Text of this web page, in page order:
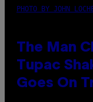
PHOTO BY JOHN
The Man
Tupac
Goes On